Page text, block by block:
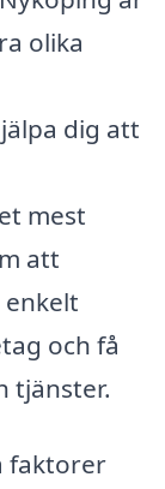
olika
dig att
mest
att
och få
tjänster.
faktorer